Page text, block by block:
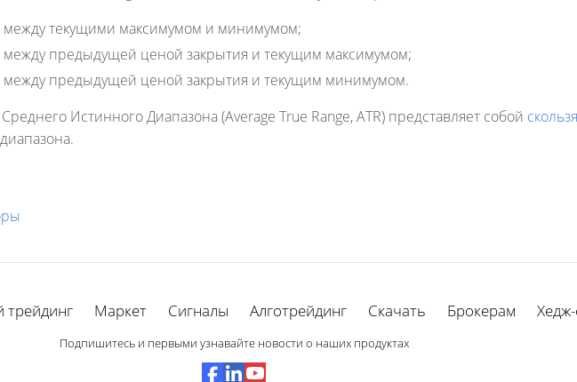
между текущими максимумом и минимумом;
между предыдущей ценой закрытия и текущим максимумом;
между предыдущей ценой закрытия и текущим минимумом.
Истинного Диапазона (Average True Range, ATR) представляет собой
Маркет Сигналы Алготрейдинг Скачать Брокерам
Подпишитесь и первыми узнавайте новости о наших продуктах